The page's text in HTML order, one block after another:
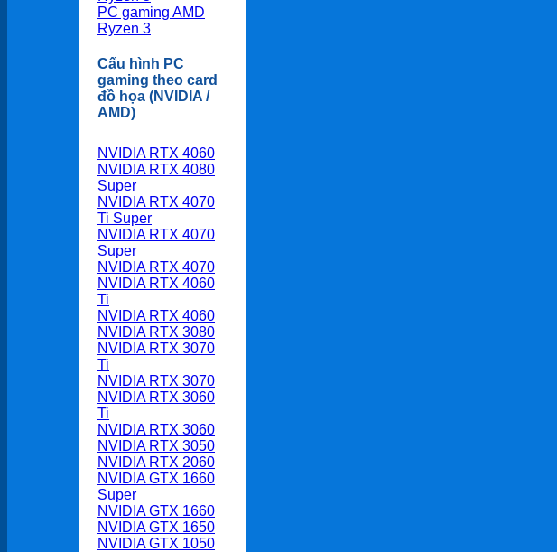
PC gaming AMD
Ryzen 3
Cấu hình PC
gaming theo card
đồ họa (NVIDIA /
AMD)
NVIDIA RTX 4060
NVIDIA RTX 4080
Super
NVIDIA RTX 4070
Ti Super
NVIDIA RTX 4070
Super
NVIDIA RTX 4070
NVIDIA RTX 4060
Ti
NVIDIA RTX 4060
NVIDIA RTX 3080
NVIDIA RTX 3070
Ti
NVIDIA RTX 3070
NVIDIA RTX 3060
Ti
NVIDIA RTX 3060
NVIDIA RTX 3050
NVIDIA RTX 2060
NVIDIA GTX 1660
Super
NVIDIA GTX 1660
NVIDIA GTX 1650
NVIDIA GTX 1050